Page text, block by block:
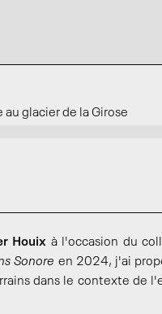
glacier de la Girose
Houix à l'occasion du
Sonore en 2024, j'ai
dans le contexte de